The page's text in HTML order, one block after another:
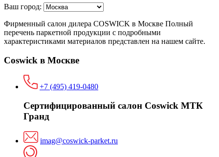
Ваш город:
Фирменный салон дилера COSWICK в Москве Полный
перечень паркетной продукции с подробными
характеристиками материалов представлен на нашем сайте.
Coswick в Москве
+7 (495) 419-0480
Сертифицированный салон Coswick МТК
Гранд
imag@coswick-parket.ru